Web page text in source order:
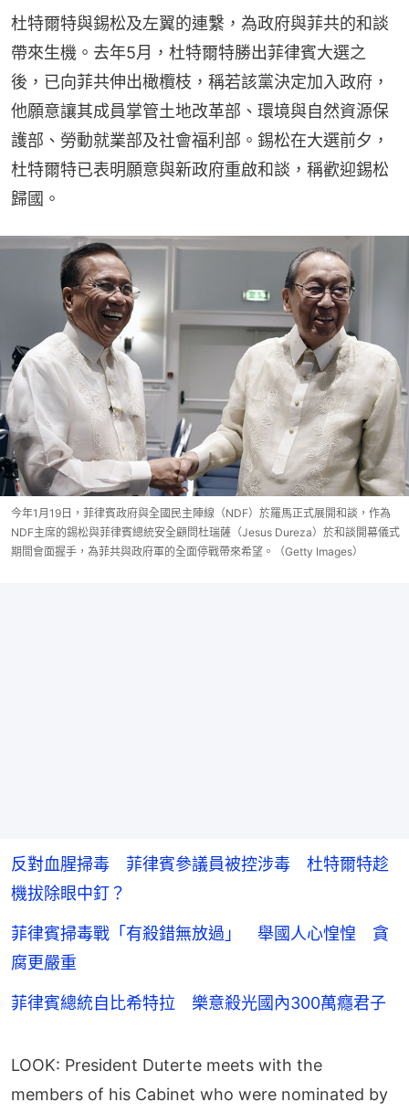
杜特爾特與錫松及左翼的連繫，為政府與菲共的和談
帶來生機。去年5月，杜特爾特勝出菲律賓大選之
後，已向菲共伸出橄欖枝，稱若該黨決定加入政府，
他願意讓其成員掌管土地改革部、環境與自然資源保
護部、勞動就業部及社會福利部。錫松在大選前夕，
杜特爾特已表明願意與新政府重啟和談，稱歡迎錫松
歸國。
今年1月19日，菲律賓政府與全國民主陣線（NDF）於羅馬正式展開和談，作為
NDF主席的錫松與菲律賓總統安全顧問杜瑞薩（Jesus Dureza）於和談開幕儀式
期間會面握手，為菲共與政府軍的全面停戰帶來希望。（Getty Images）
反對血腥掃毒 菲律賓參議員被控涉毒 杜特爾特趁
機拔除眼中釘？
菲律賓掃毒戰「有殺錯無放過」 舉國人心惶惶 貪
腐更嚴重
菲律賓總統自比希特拉 樂意殺光國內300萬癮君子
LOOK: President Duterte meets with the
members of his Cabinet who were nominated by